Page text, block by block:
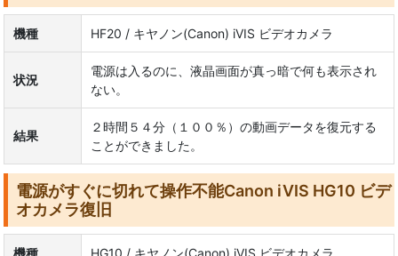
機種 HF20 / キヤノン(Canon) iVIS ビデオカメラ
状況
電源は入るのに、液晶画面が真っ暗で何も表示され
ない。
結果
２時間５４分（１００％）の動画データを復元する
ことができました。
電源がすぐに切れて操作不能Canon iVIS HG10 ビデ
オカメラ復旧
機種 HG10 / キヤノン(Canon) iVIS ビデオカメラ